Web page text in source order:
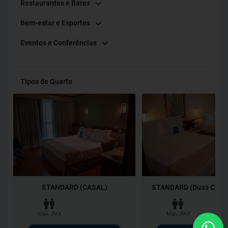
Restaurantes e Bares
Bem-estar e Esportes
Eventos e Conferências
Tipos de Quarto
STANDARD (CASAL)
Max. PAX
STANDARD (Duas
Max. PAX